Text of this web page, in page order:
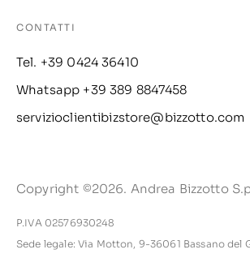
CONTATTI
Tel. +39 0424 36410
Whatsapp +39 389 8847458
servizioclientibizstore@bizzotto.com
Copyright ©2026. Andrea Bizzotto
P.IVA 02576930248
Sede legale: Via Motton, 9-36061 Bassano del